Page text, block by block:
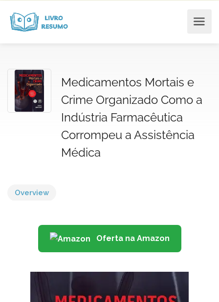
Medicamentos Mortais e
Crime Organizado Como a
Indústria Farmacêutica
Corrompeu a Assistência
Médica
Overview
Oferta na Amazon